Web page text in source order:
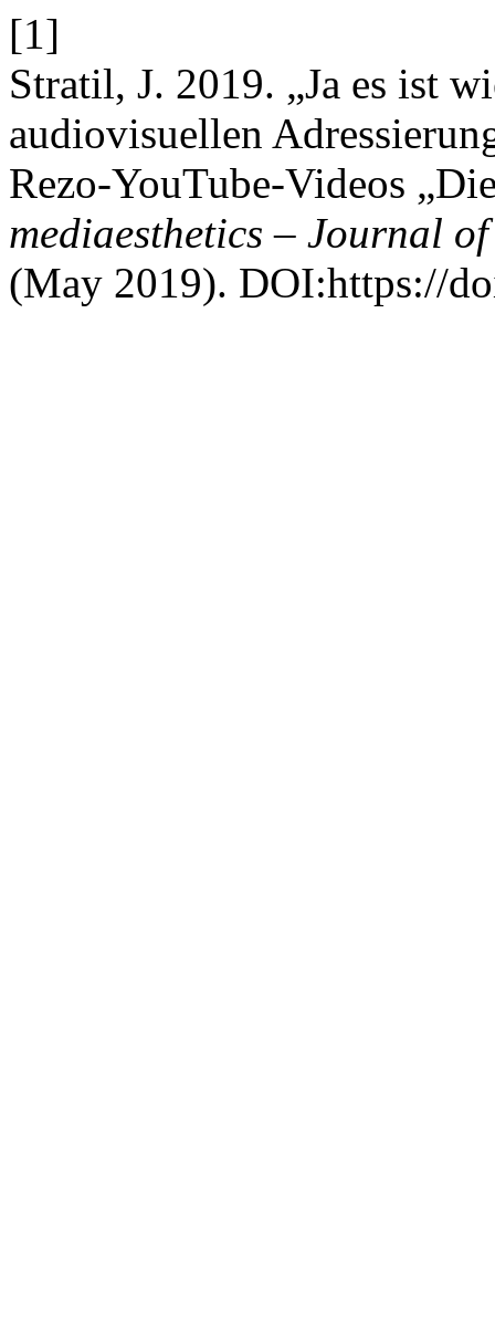
[1]
Stratil, J. 2019. „Ja es ist
audiovisuellen
Rezo-YouTube-Videos
mediaesthetics – Journal
(May 2019). DOI:https://